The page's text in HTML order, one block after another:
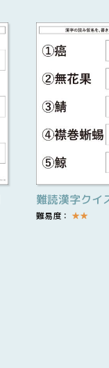
難読漢字クイ
難易度： ★★